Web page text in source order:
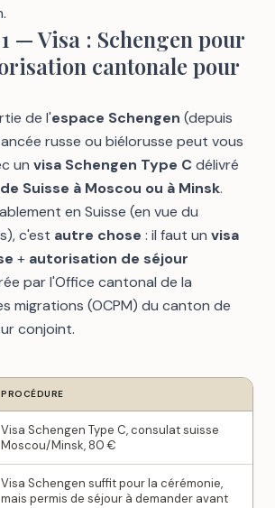
— Visa : Schengen pour
cantonale pour
de l'espace Schengen (depuis
russe ou biélorusse peut vous
un visa Schengen Type Cdélivré
Suisse à Moscou ou à Minsk.
en Suisse (en vue du
c'est autre chose : il faut un visa
+ autorisation de séjour
par l'Office cantonal de la
migrations (OCPM) du canton de
conjoint.
PROCÉDURE
Visa Schengen Type C, consulat suisse
Moscou/Minsk, 80 €
Visa Schengen suffit pour la cérémonie,
mais permis de séjour à demander avant